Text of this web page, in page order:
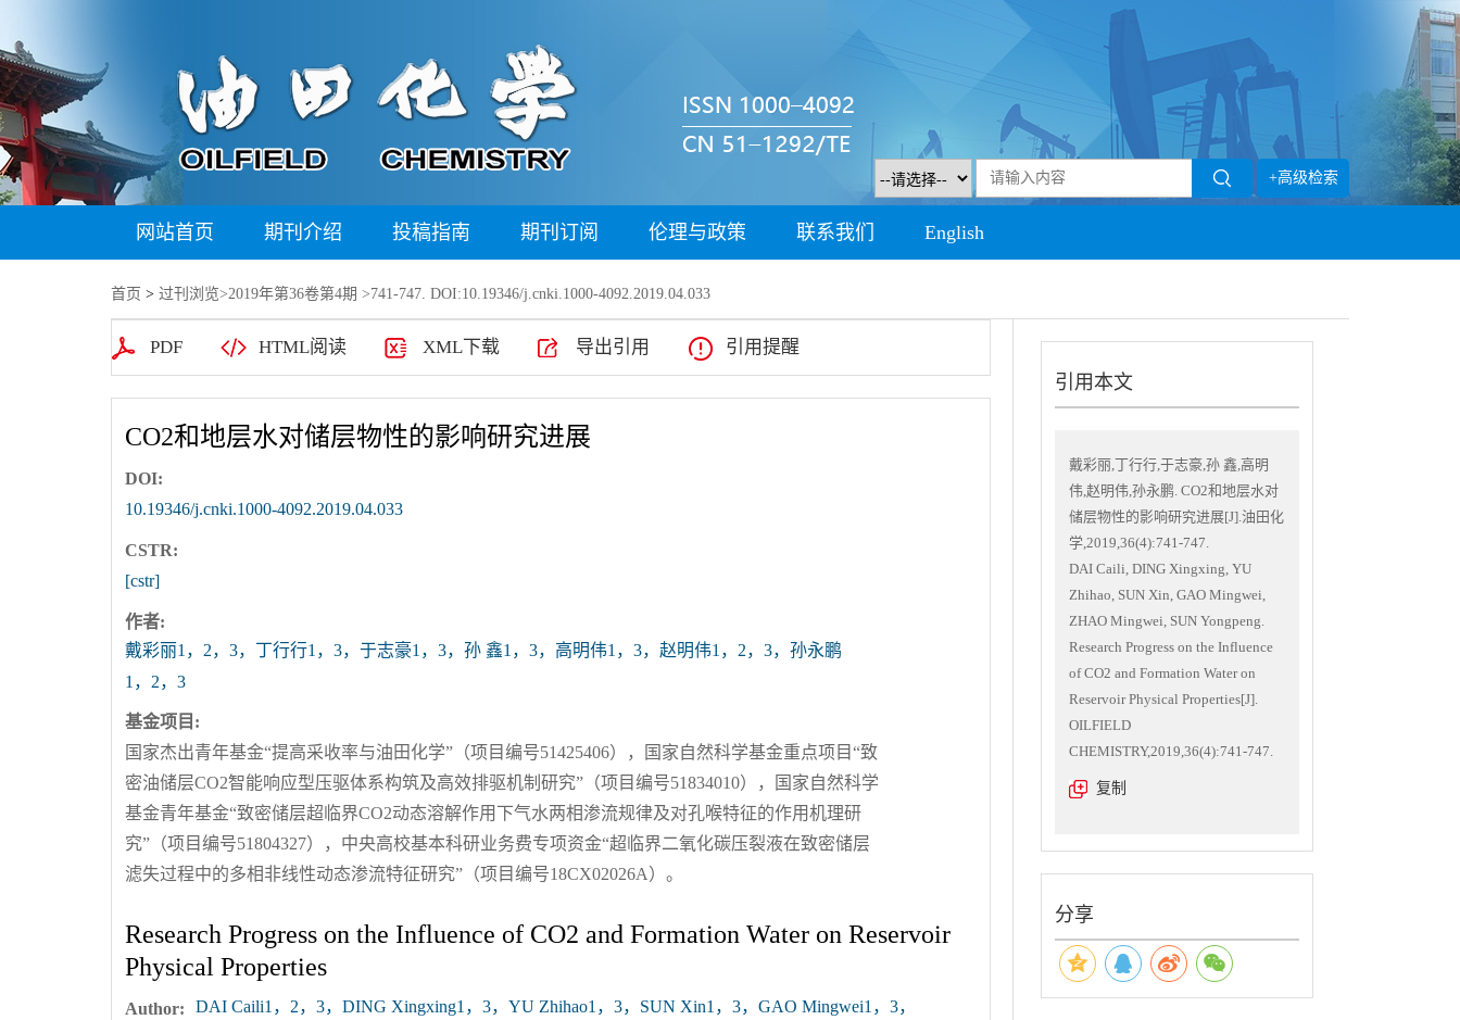
+高级检索
网站首页 期刊介绍 投稿指南 期刊订阅 伦理与政策 联系我们 English
首页 > 过刊浏览>2019年第36卷第4期 >741-747. DOI:10.19346/j.cnki.1000-4092.2019.04.033
PDF HTML阅读 XML下载 导出引用 引用提醒
CO2和地层水对储层物性的影响研究进展
DOI:
10.19346/j.cnki.1000-4092.2019.04.033
CSTR:
[cstr]
作者:
戴彩丽1，2，3，丁行行1，3，于志豪1，3，孙 鑫1，3，高明伟1，3，赵明伟1，2，3，孙永鹏
1，2，3
基金项目:
国家杰出青年基金“提高采收率与油田化学”（项目编号51425406），国家自然科学基金重点项目“致
密油储层CO2智能响应型压驱体系构筑及高效排驱机制研究”（项目编号51834010），国家自然科学
基金青年基金“致密储层超临界CO2动态溶解作用下气水两相渗流规律及对孔喉特征的作用机理研
究”（项目编号51804327），中央高校基本科研业务费专项资金“超临界二氧化碳压裂液在致密储层
滤失过程中的多相非线性动态渗流特征研究”（项目编号18CX02026A）。
Research Progress on the Influence of CO2 and Formation Water on Reservoir
Physical Properties
Author:
DAI Caili1，2，3，DING Xingxing1，3，YU Zhihao1，3，SUN Xin1，3，GAO Mingwei1，3，
引用本文
戴彩丽,丁行行,于志豪,孙 鑫,高明
伟,赵明伟,孙永鹏. CO2和地层水对
储层物性的影响研究进展[J].油田化
学,2019,36(4):741-747.
DAI Caili, DING Xingxing, YU
Zhihao, SUN Xin, GAO Mingwei,
ZHAO Mingwei, SUN Yongpeng.
Research Progress on the Influence
of CO2 and Formation Water on
Reservoir Physical Properties[J].
OILFIELD
CHEMISTRY,2019,36(4):741-747.
复制
分享